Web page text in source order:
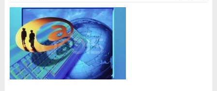
e